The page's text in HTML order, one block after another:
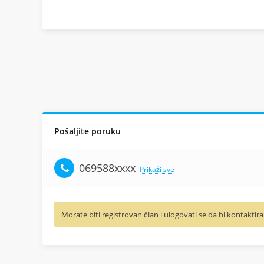
Pošaljite poruku
069588xxxx Prikaži sve
Morate biti registrovan član i ulogovati se da bi